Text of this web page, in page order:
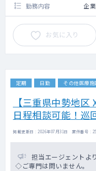
勤務内容 企
お気に入り
定期 日勤 その他医療施
【三重県中勢地
日程相談可能！巡
掲載更新日 : 2026年07月31日 案件番号 :
担当エージェントより
◇ご専門は問いません。